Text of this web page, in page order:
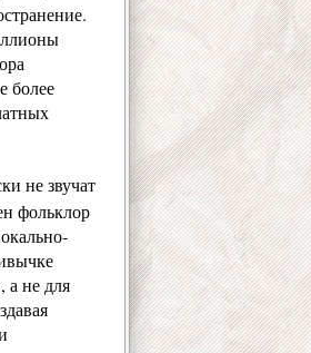
более
не звучат
фольклор
а не для